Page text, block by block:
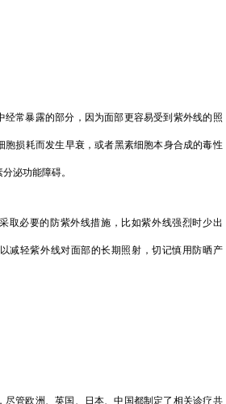
经常暴露的部分，因为面部更容易受到紫外线的照
胞损耗而发生早衰，或者黑素细胞本身合成的毒性
泌功能障碍。
取必要的防紫外线措施，比如紫外线强烈时少出
减轻紫外线对面部的长期照射，切记慎用防晒产
尽管欧洲、英国、日本、中国都制定了相关诊疗共